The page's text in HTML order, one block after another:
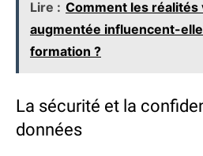
Lire : Comment les
augmentée influencent-
formation ?
La sécurité et la
données